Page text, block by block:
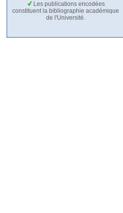
Les publications encodées
constituent la bibliographie académique
de l'Université.